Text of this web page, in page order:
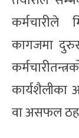
कर्मचारीले
कागजमा
कार्यशैलीका
वा असफल